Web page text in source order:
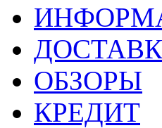
ОБЗОРЫ
КРЕДИТ